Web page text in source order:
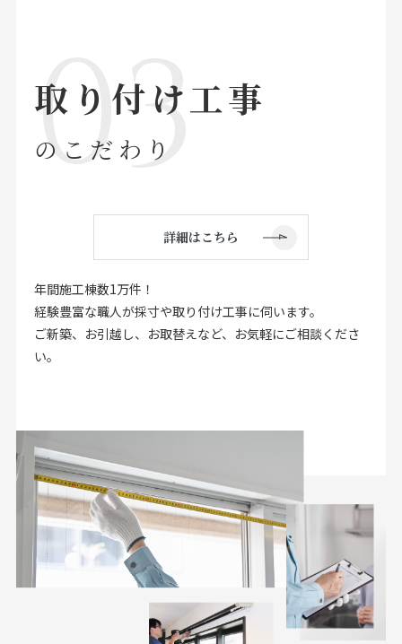
取り付け工事
のこだわり
詳細はこちら
年間施工棟数1万件！
経験豊富な職人が採寸や取り付け工事に伺います。
ご新築、お引越し、お取替えなど、お気軽にご相談くださ
い。